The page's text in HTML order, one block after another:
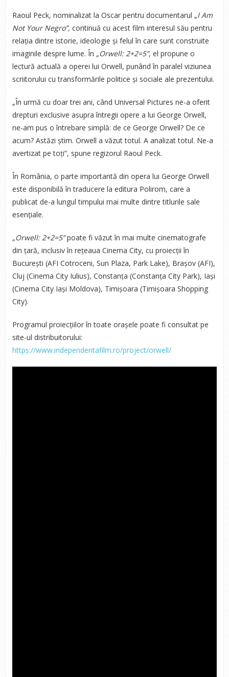
Raoul Peck, nominalizat la Oscar pentru documentarul „I Am
Not Your Negro”, continuă cu acest film interesul său pentru
relația dintre istorie, ideologie și felul în care sunt construite
imaginile despre lume. În „Orwell: 2+2=5”, el propune o
lectură actuală a operei lui Orwell, punând în paralel viziunea
scriitorului cu transformările politice și sociale ale prezentului.
„În urmă cu doar trei ani, când Universal Pictures ne-a oferit
drepturi exclusive asupra întregii opere a lui George Orwell,
ne-am pus o întrebare simplă: de ce George Orwell? De ce
acum? Astăzi știm. Orwell a văzut totul. A analizat totul. Ne-a
avertizat pe toți”, spune regizorul Raoul Peck.
În România, o parte importantă din opera lui George Orwell
este disponibilă în traducere la editura Polirom, care a
publicat de-a lungul timpului mai multe dintre titlurile sale
esențiale.
„Orwell: 2+2=5”poate fi văzut în mai multe cinematografe
din țară, inclusiv în rețeaua Cinema City, cu proiecții în
București (AFI Cotroceni, Sun Plaza, Park Lake), Brașov (AFI),
Cluj (Cinema City Iulius), Constanța (Constanța City Park), Iași
(Cinema City Iași Moldova), Timișoara (Timișoara Shopping
City).
Programul proiecțiilor în toate orașele poate fi consultat pe
site-ul distribuitorului:
https://www.independentafilm.ro/project/orwell/